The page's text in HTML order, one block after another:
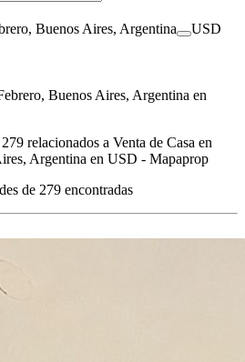
Buenos Aires, Argentina USD
Buenos Aires, Argentina en
279 relacionados a Venta de Casa en
Argentina en USD - Mapaprop
de 279 encontradas